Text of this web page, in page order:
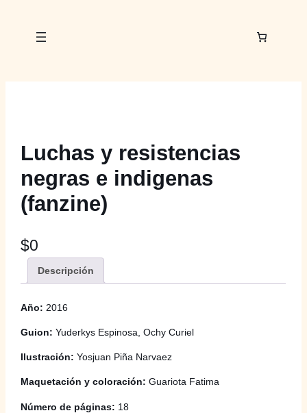
Luchas y resistencias
negras e indigenas
(fanzine)
$0
Descripción
Año: 2016
Guion: Yuderkys Espinosa, Ochy Curiel
Ilustración: Yosjuan Piña Narvaez
Maquetación y coloración: Guariota Fatima
Número de páginas: 18